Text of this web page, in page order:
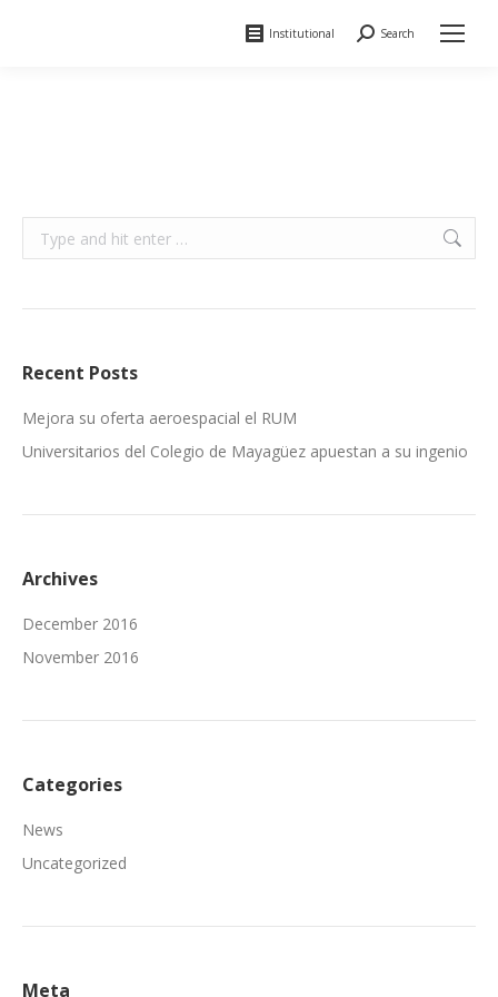
Institutional Search:
Search
Search:
Recent Posts
Mejora su oferta aeroespacial el RUM
Universitarios del Colegio de Mayagüez apuestan a su ingenio
Archives
December 2016
November 2016
Categories
News
Uncategorized
Meta